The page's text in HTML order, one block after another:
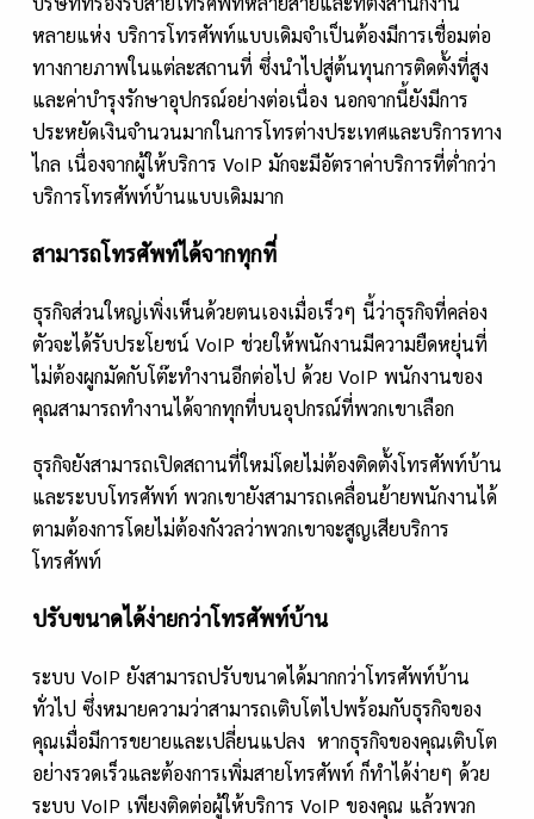
หลายแห่ง บริการโทรศัพท์แบบเดิมจำเป็นต้องมีการเชื่อมต่อ
ทางกายภาพในแต่ละสถานที่ ซึ่งนำไปสู่ต้นทุนการติดตั้งที่สูง
และค่าบำรุงรักษาอุปกรณ์อย่างต่อเนื่อง นอกจากนี้ยังมีการ
ประหยัดเงินจำนวนมากในการโทรต่างประเทศและบริการทาง
ไกล เนื่องจากผู้ให้บริการ VoIP มักจะมีอัตราค่าบริการที่ต่ำกว่า
บริการโทรศัพท์บ้านแบบเดิมมาก
สามารถโทรศัพท์ได้จากทุกที่
ธุรกิจส่วนใหญ่เพิ่งเห็นด้วยตนเองเมื่อเร็วๆ นี้ว่าธุรกิจที่คล่อง
ตัวจะได้รับประโยชน์ VoIP ช่วยให้พนักงานมีความยืดหยุ่นที่
ไม่ต้องผูกมัดกับโต๊ะทำงานอีกต่อไป ด้วย VoIP พนักงานของ
คุณสามารถทำงานได้จากทุกที่บนอุปกรณ์ที่พวกเขาเลือก
ธุรกิจยังสามารถเปิดสถานที่ใหม่โดยไม่ต้องติดตั้งโทรศัพท์บ้าน
และระบบโทรศัพท์ พวกเขายังสามารถเคลื่อนย้ายพนักงานได้
ตามต้องการโดยไม่ต้องกังวลว่าพวกเขาจะสูญเสียบริการ
โทรศัพท์
ปรับขนาดได้ง่ายกว่าโทรศัพท์บ้าน
ระบบ VoIP ยังสามารถปรับขนาดได้มากกว่าโทรศัพท์บ้าน
ทั่วไป ซึ่งหมายความว่าสามารถเติบโตไปพร้อมกับธุรกิจของ
คุณเมื่อมีการขยายและเปลี่ยนแปลง หากธุรกิจของคุณเติบโต
อย่างรวดเร็วและต้องการเพิ่มสายโทรศัพท์ ก็ทำได้ง่ายๆ ด้วย
ระบบ VoIP เพียงติดต่อผู้ให้บริการ VoIP ของคุณ แล้วพวก